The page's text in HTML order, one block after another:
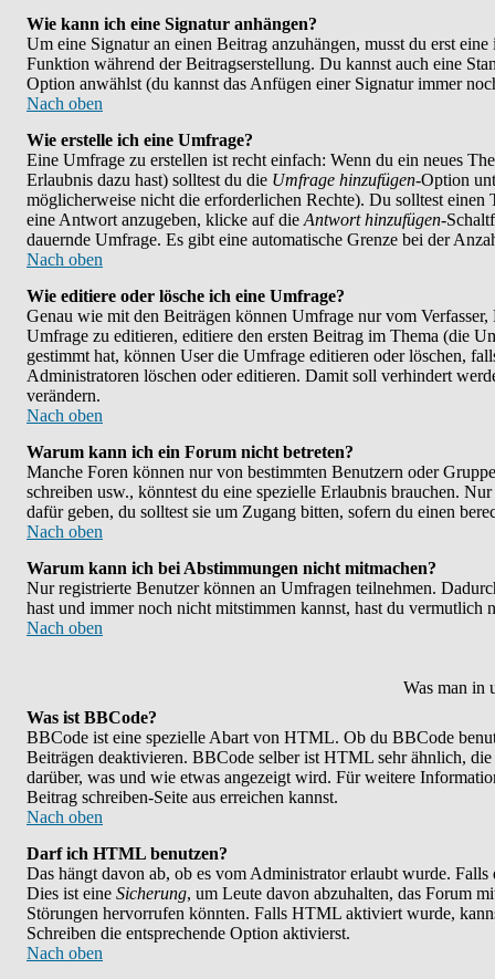
Wie kann ich eine Signatur anhängen?
Um eine Signatur an einen Beitrag anzuhängen, musst du erst
Funktion während der Beitragserstellung. Du kannst auch eine
Option anwählst (du kannst das Anfügen einer Signatur immer
Nach oben
Wie erstelle ich eine Umfrage?
Eine Umfrage zu erstellen ist recht einfach: Wenn du ein neues
Erlaubnis dazu hast) solltest du die Umfrage hinzufügen-Option
möglicherweise nicht die erforderlichen Rechte). Du solltest
eine Antwort anzugeben, klicke auf die Antwort hinzufügen-
dauernde Umfrage. Es gibt eine automatische Grenze bei der
Nach oben
Wie editiere oder lösche ich eine Umfrage?
Genau wie mit den Beiträgen können Umfrage nur vom
Umfrage zu editieren, editiere den ersten Beitrag im Thema (die
gestimmt hat, können User die Umfrage editieren oder löschen,
Administratoren löschen oder editieren. Damit soll verhindert
verändern.
Nach oben
Warum kann ich ein Forum nicht betreten?
Manche Foren können nur von bestimmten Benutzern oder
schreiben usw., könntest du eine spezielle Erlaubnis brauchen.
dafür geben, du solltest sie um Zugang bitten, sofern du einen
Nach oben
Warum kann ich bei Abstimmungen nicht mitmachen?
Nur registrierte Benutzer können an Umfragen teilnehmen.
hast und immer noch nicht mitstimmen kannst, hast du vermutlich
Nach oben
Was man in
Was ist BBCode?
BBCode ist eine spezielle Abart von HTML. Ob du BBCode
Beiträgen deaktivieren. BBCode selber ist HTML sehr ähnlich,
darüber, was und wie etwas angezeigt wird. Für weitere
Beitrag schreiben-Seite aus erreichen kannst.
Nach oben
Darf ich HTML benutzen?
Das hängt davon ab, ob es vom Administrator erlaubt wurde.
Dies ist eine Sicherung, um Leute davon abzuhalten, das Forum
Störungen hervorrufen könnten. Falls HTML aktiviert wurde,
Schreiben die entsprechende Option aktivierst.
Nach oben